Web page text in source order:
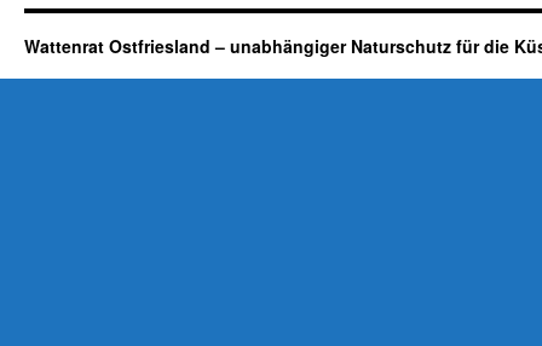
Wattenrat Ostfriesland – unabhängiger Naturschutz für die